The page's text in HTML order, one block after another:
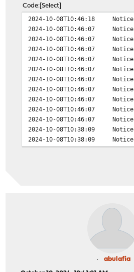
Code Select
2024-10-08T10:46:18 Notice
2024-10-08T10:46:07
Notice
2024-10-08T10:46:07
Notice
2024-10-08T10:46:07
Notice
2024-10-08T10:46:07
Notice
2024-10-08T10:46:07
Notice
2024-10-08T10:46:07
Notice
2024-10-08T10:46:07
Notice
2024-10-08T10:46:07
Notice
2024-10-08T10:46:07
Notice
2024-10-08T10:46:07
Notice
2024-10-08T10:38:09
Notice
2024-10-08T10:38:09
Notice
abulafia